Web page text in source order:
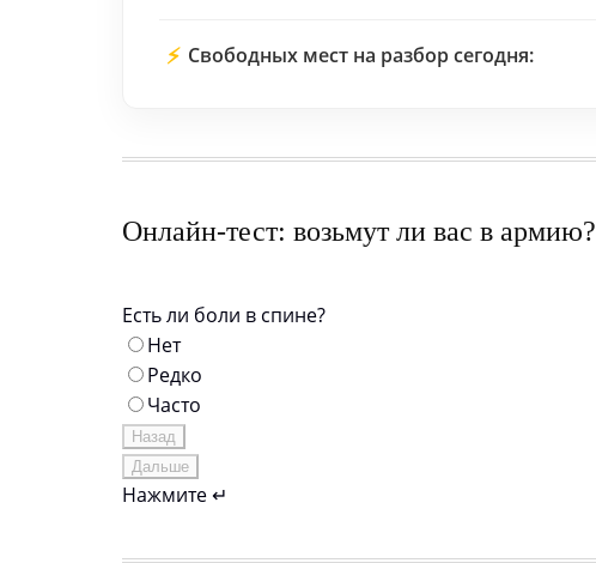
⚡ Свободных мест на разбор сегодня:
Онлайн-тест: возьмут ли вас в армию?
Есть ли боли в спине?
Нет
Редко
Часто
Назад
Дальше
Нажмите ↵